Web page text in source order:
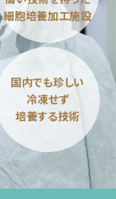
細胞培養加工施設
国内でも珍しい
冷凍せず
培養する技術